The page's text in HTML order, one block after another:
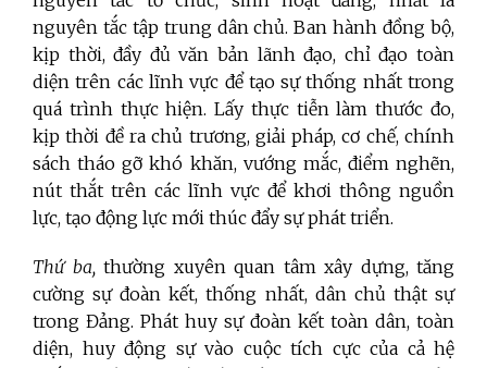
nguyên tắc tập trung dân chủ. Ban hành đồng bộ,
kịp thời, đầy đủ văn bản lãnh đạo, chỉ đạo toàn
diện trên các lĩnh vực để tạo sự thống nhất trong
quá trình thực hiện. Lấy thực tiễn làm thước đo,
kịp thời đề ra chủ trương, giải pháp, cơ chế, chính
sách tháo gỡ khó khăn, vướng mắc, điểm nghẽn,
nút thắt trên các lĩnh vực để khơi thông nguồn
lực, tạo động lực mới thúc đẩy sự phát triển.
Thứ ba, thường xuyên quan tâm xây dựng, tăng
cường sự đoàn kết, thống nhất, dân chủ thật sự
trong Đảng. Phát huy sự đoàn kết toàn dân, toàn
diện, huy động sự vào cuộc tích cực của cả hệ